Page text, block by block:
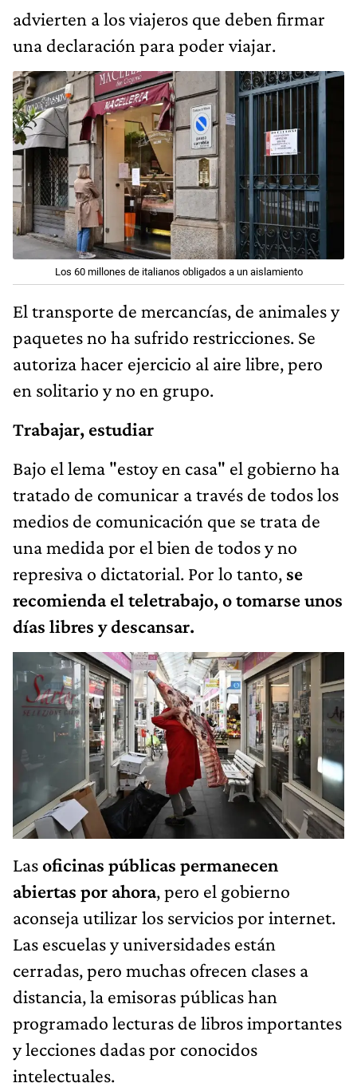
advierten a los viajeros que deben firmar
una declaración para poder viajar.
Los 60 millones de italianos obligados a un aislamiento
El transporte de mercancías, de animales y
paquetes no ha sufrido restricciones. Se
autoriza hacer ejercicio al aire libre, pero
en solitario y no en grupo.
Trabajar, estudiar
Bajo el lema "estoy en casa" el gobierno ha
tratado de comunicar a través de todos los
medios de comunicación que se trata de
una medida por el bien de todos y no
represiva o dictatorial. Por lo tanto, se
recomienda el teletrabajo, o tomarse unos
días libres y descansar.
Lasoficinas públicas permanecen
abiertas por ahora, pero el gobierno
aconseja utilizar los servicios por internet.
Las escuelas y universidades están
cerradas, pero muchas ofrecen clases a
distancia, la emisoras públicas han
programado lecturas de libros importantes
y lecciones dadas por conocidos
intelectuales.